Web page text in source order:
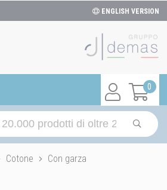
ENGLISH VERSION
0
Cotone Con garza